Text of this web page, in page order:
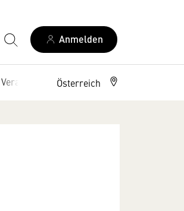
Anmelden
VeranstaltungenÖsterreich